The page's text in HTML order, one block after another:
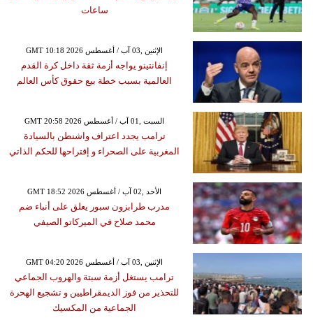
ساعات
GMT 10:18 2026 الإثنين ,03 آب / أغسطس
إنفانتينو يواجه أزمة ثقة داخل كرة القدم
العالمية بسبب خطة بيع حقوق كأس العالم
GMT 20:58 2026 السبت ,01 آب / أغسطس
ترامب يجدد اعتراف واشنطن بالسيادة
المغربية على الصحراء و إقتراحها للحكم الذاتي
GMT 18:52 2026 الأحد ,02 آب / أغسطس
مدرب طرابزون سبور يعلق على أنباء ضم
محمد صلاح في الميركاتو الصيفي
GMT 04:20 2026 الإثنين ,03 آب / أغسطس
ترامب يستغل أزمة سبتة والهروب الجماعي
للتحذير من فوز الديمقراطيين و تشجيع الهحرة
الجماعية من المكسيك